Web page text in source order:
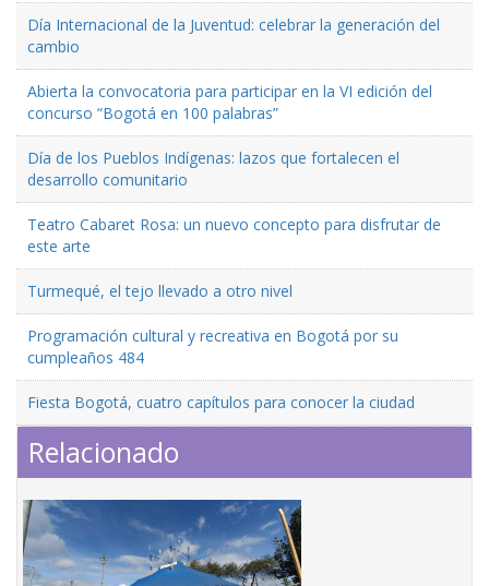
Día Internacional de la Juventud: celebrar la generación del
cambio
Abierta la convocatoria para participar en la VI edición del
concurso “Bogotá en 100 palabras”
Día de los Pueblos Indígenas: lazos que fortalecen el
desarrollo comunitario
Teatro Cabaret Rosa: un nuevo concepto para disfrutar de
este arte
Turmequé, el tejo llevado a otro nivel
Programación cultural y recreativa en Bogotá por su
cumpleaños 484
Fiesta Bogotá, cuatro capítulos para conocer la ciudad
Relacionado